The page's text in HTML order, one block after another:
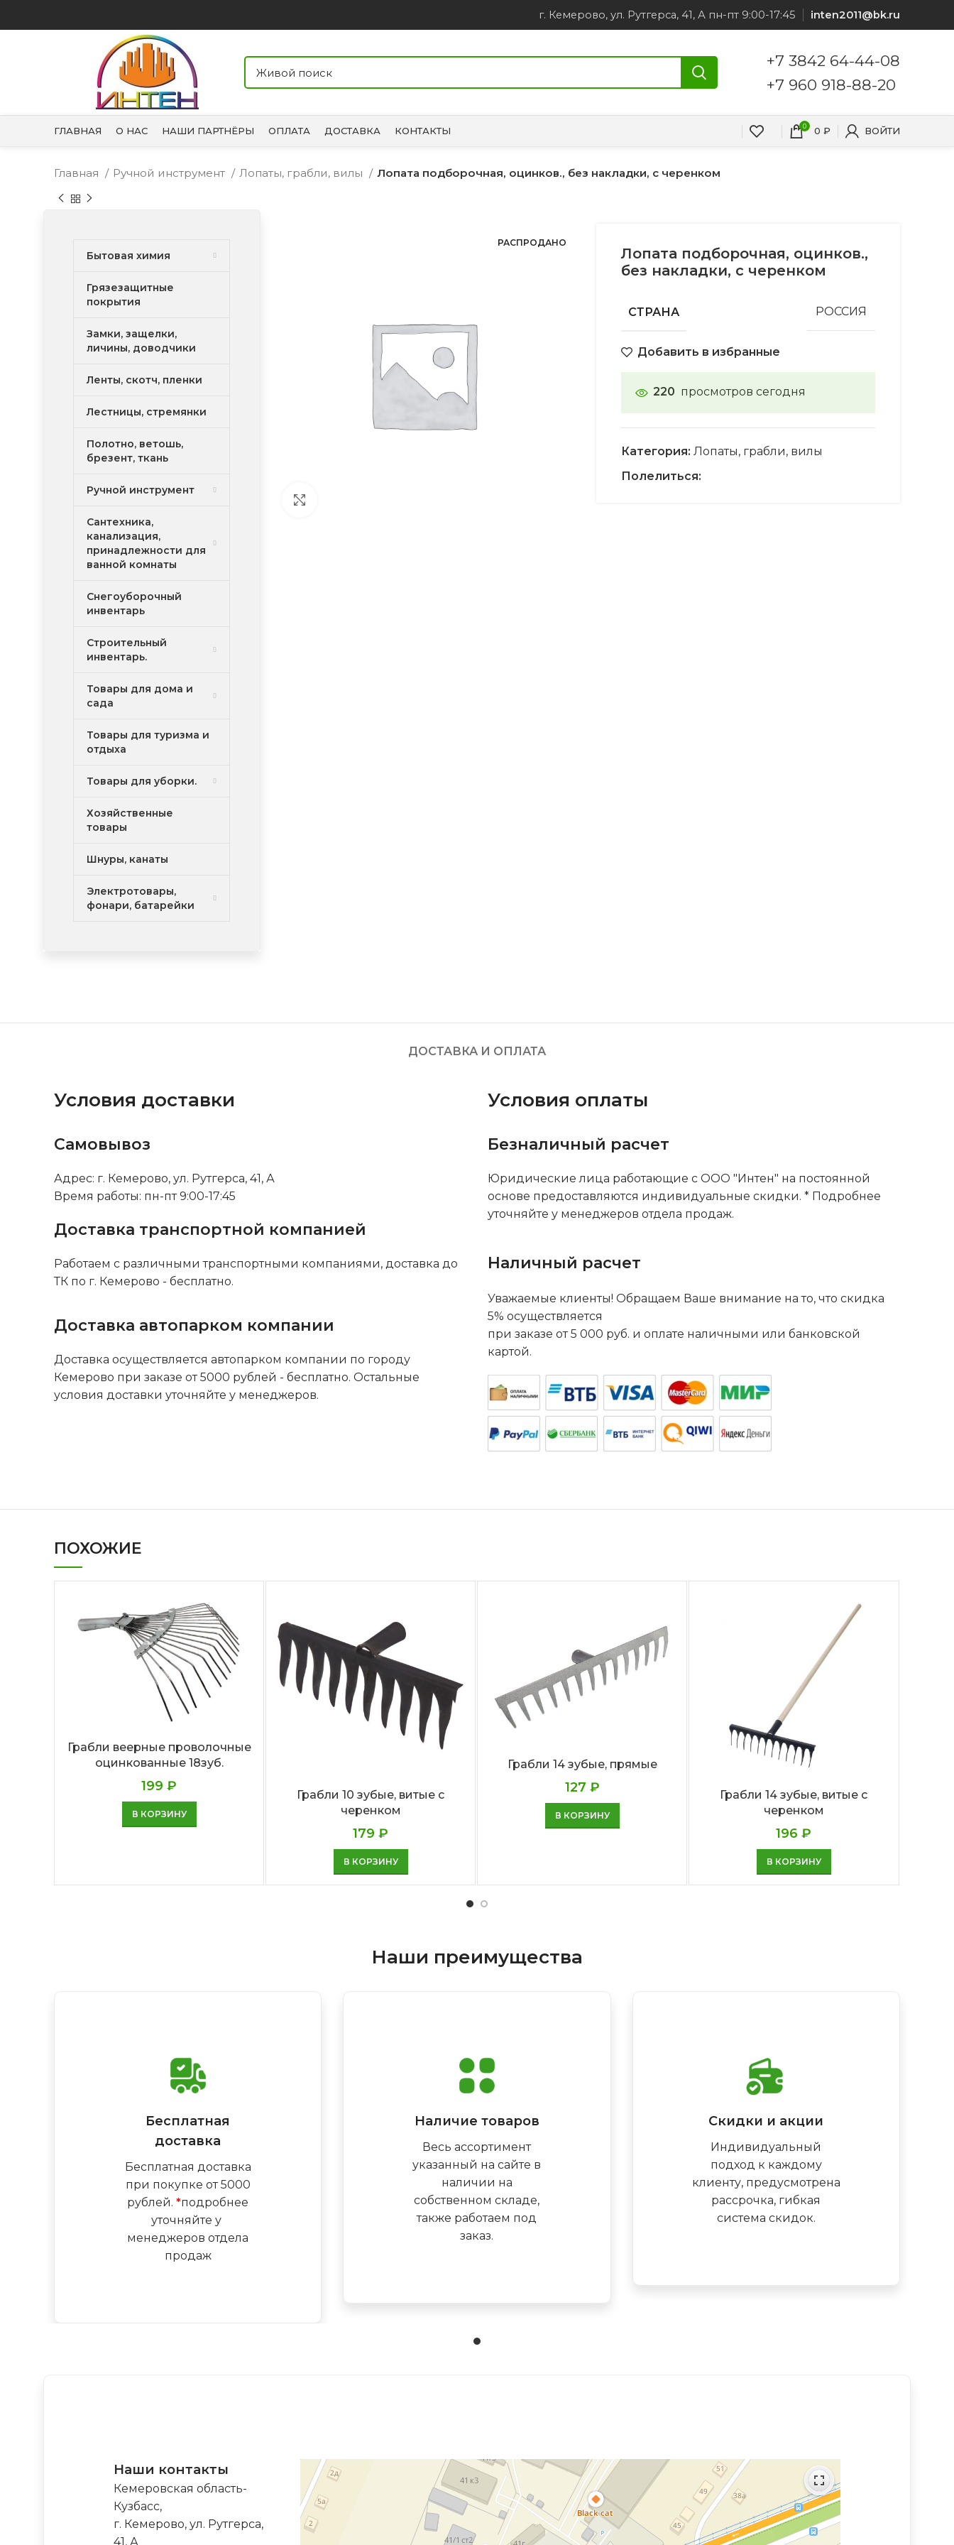
г. Кемерово, ул. Рутгерса, 41, А пн-пт 9:00-17:45 inten2011@bk.ru
+7 3842 64-44-08
+7 960 918-88-20
ГЛАВНАЯ О НАС НАШИ ПАРТНЁРЫ ОПЛАТА ДОСТАВКА КОНТАКТЫ 0 0 ₽ ВОЙТИ
Главная Ручной инструмент Лопаты, грабли, вилы Лопата подборочная, оцинков., без накладки, с черенком
РАСПРОДАНО
Лопата подборочная, оцинков.,
без накладки, с черенком
СТРАНА РОССИЯ
Добавить в избранные
220 просмотров сегодня
Категория: Лопаты, грабли, вилы
Полелиться:
Бытовая химия
Грязезащитные
покрытия
Замки, защелки,
личины, доводчики
Ленты, скотч, пленки
Лестницы, стремянки
Полотно, ветошь,
брезент, ткань
Ручной инструмент
Сантехника,
канализация,
принадлежности для
ванной комнаты
Снегоуборочный
инвентарь
Строительный
инвентарь.
Товары для дома и
сада
Товары для туризма и
отдыха
Товары для уборки.
Хозяйственные
товары
Шнуры, канаты
Электротовары,
фонари, батарейки
ДОСТАВКА И ОПЛАТА
Условия доставки
Самовывоз
Адрес: г. Кемерово, ул. Рутгерса, 41, А
Время работы: пн-пт 9:00-17:45
Доставка транспортной компанией
Работаем с различными транспортными компаниями, доставка до
ТК по г. Кемерово - бесплатно.
Доставка автопарком компании
Доставка осуществляется автопарком компании по городу
Кемерово при заказе от 5000 рублей - бесплатно. Остальные
условия доставки уточняйте у менеджеров.
Условия оплаты
Безналичный расчет
Юридические лица работающие с ООО "Интен" на постоянной
основе предоставляются индивидуальные скидки. * Подробнее
уточняйте у менеджеров отдела продаж.
Наличный расчет
Уважаемые клиенты! Обращаем Ваше внимание на то, что скидка
5% осуществляется
при заказе от 5 000 руб. и оплате наличными или банковской
картой.
ПОХОЖИЕ
Грабли веерные проволочные
оцинкованные 18зуб.
199₽
В КОРЗИНУ
Грабли 10 зубые, витые с
черенком
179₽
В КОРЗИНУ
Грабли 14 зубые, прямые
127 ₽
В КОРЗИНУ
Грабли 14 зубые, витые с
черенком
196₽
В КОРЗИНУ
Наши преимущества
Бесплатная
доставка
Бесплатная доставка
при покупке от 5000
рублей.*подробнее
уточняйте у
менеджеров отдела
продаж
Наличие товаров
Весь ассортимент
указанный на сайте в
наличии на
собственном складе,
также работаем под
заказ.
Скидки и акции
Индивидуальный
подход к каждому
клиенту, предусмотрена
рассрочка, гибкая
система скидок.
Наши контакты
Кемеровская область-
Кузбасс,
г. Кемерово, ул. Рутгерса,
41, А